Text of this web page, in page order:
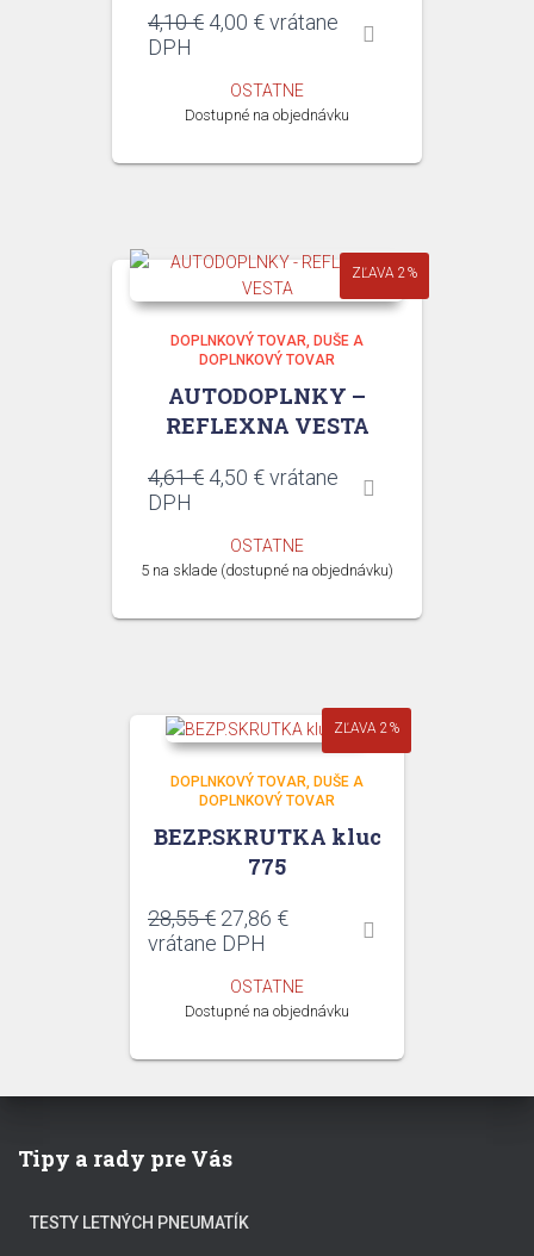
4,10€ Pôvodná
4,10 €.
4,00 €Aktuálna
4,00 €.
vrátane
DPH
OSTATNE
Dostupné na objednávku
ZĽAVA 2%
DOPLNKOVÝ TOVAR DUŠE A
DOPLNKOVÝ TOVAR
AUTODOPLNKY –
REFLEXNA VESTA
4,61€ Pôvodná
4,61 €.
4,50 €Aktuálna
4,50 €.
vrátane
DPH
OSTATNE
5 na sklade (dostupné na objednávku)
ZĽAVA 2%
DOPLNKOVÝ TOVAR DUŠE A
DOPLNKOVÝ TOVAR
BEZP.SKRUTKA kluc
775
28,55€ Pôvodná
cena
28,55 €.
27,86 €Aktuálna
27,86 €.
vrátane DPH
OSTATNE
Dostupné na objednávku
Tipy a rady pre Vás
TESTY LETNÝCH PNEUMATÍK